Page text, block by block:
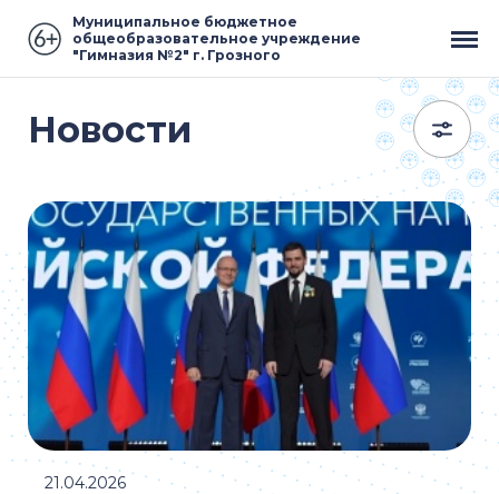
Муниципальное бюджетное
общеобразовательное учреждение
"Гимназия №2" г. Грозного
Новости
21.04.2026